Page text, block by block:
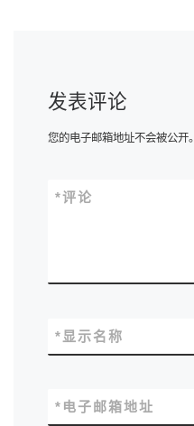
发表评论
您的电子邮箱地址不会被公开。
评论
*
显示名称
*
电子邮箱地址
*